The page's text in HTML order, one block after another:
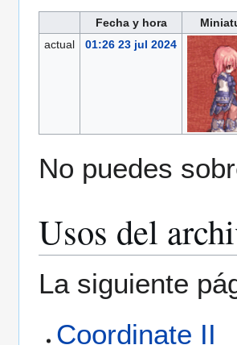
Fecha y hora
actual
01:26 23 jul 2024
No puedes
Usos del
La siguiente
Coordinate II